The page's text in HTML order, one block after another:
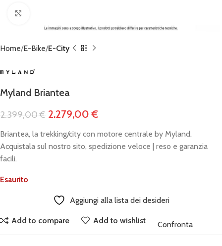
Home E-Bike E-City
Myland Briantea
2.399,00€ 2.279,00€
Briantea, la trekking/city con motore centrale by Myland.
Acquistala sul nostro sito, spedizione veloce | reso e garanzia
facili.
Esaurito
Aggiungi alla lista dei desideri
Add to compare Add to wishlist Confronta